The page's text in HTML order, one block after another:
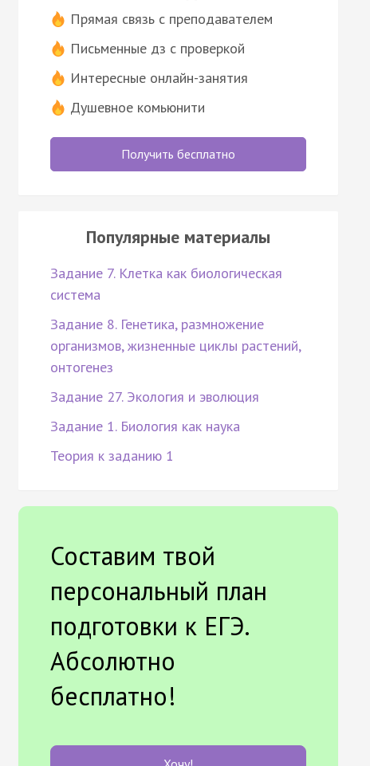
Прямая связь с преподавателем
Письменные дз с проверкой
Интересные онлайн-занятия
Душевное комьюнити
Получить бесплатно
Популярные материалы
Задание 7. Клетка как биологическая
система
Задание 8. Генетика, размножение
организмов, жизненные циклы растений,
онтогенез
Задание 27. Экология и эволюция
Задание 1. Биология как наука
Теория к заданию 1
Составим твой
персональный план
подготовки к ЕГЭ.
Абсолютно
бесплатно!